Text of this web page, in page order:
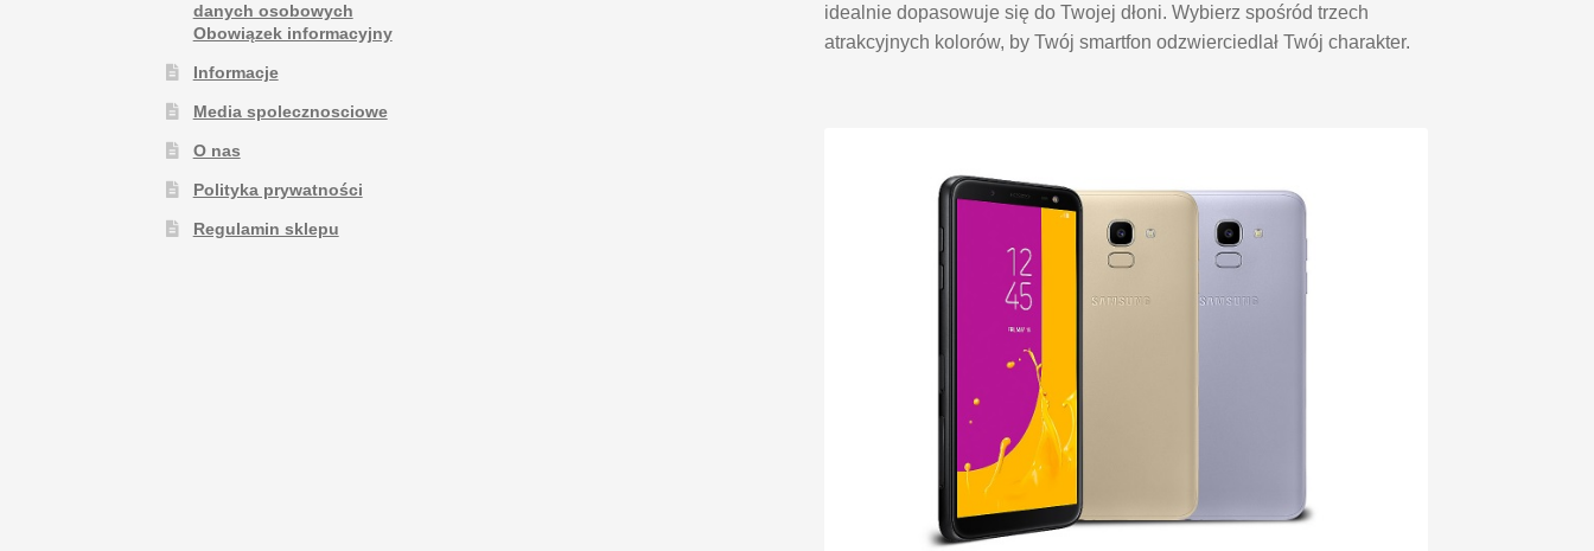
idealnie dopasowuje się do Twojej dłoni. Wybierz spośród trzech
atrakcyjnych kolorów, by Twój smartfon odzwierciedlał Twój charakter.
danych osobowych
Obowiązek informacyjny
Informacje
Media spolecznosciowe
O nas
Polityka prywatności
Regulamin sklepu